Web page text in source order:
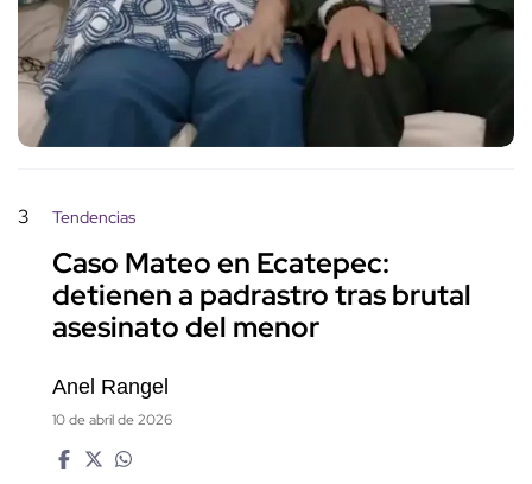
3 Tendencias
Caso Mateo en Ecatepec:
detienen a padrastro tras brutal
asesinato del menor
Anel Rangel
10 de abril de 2026